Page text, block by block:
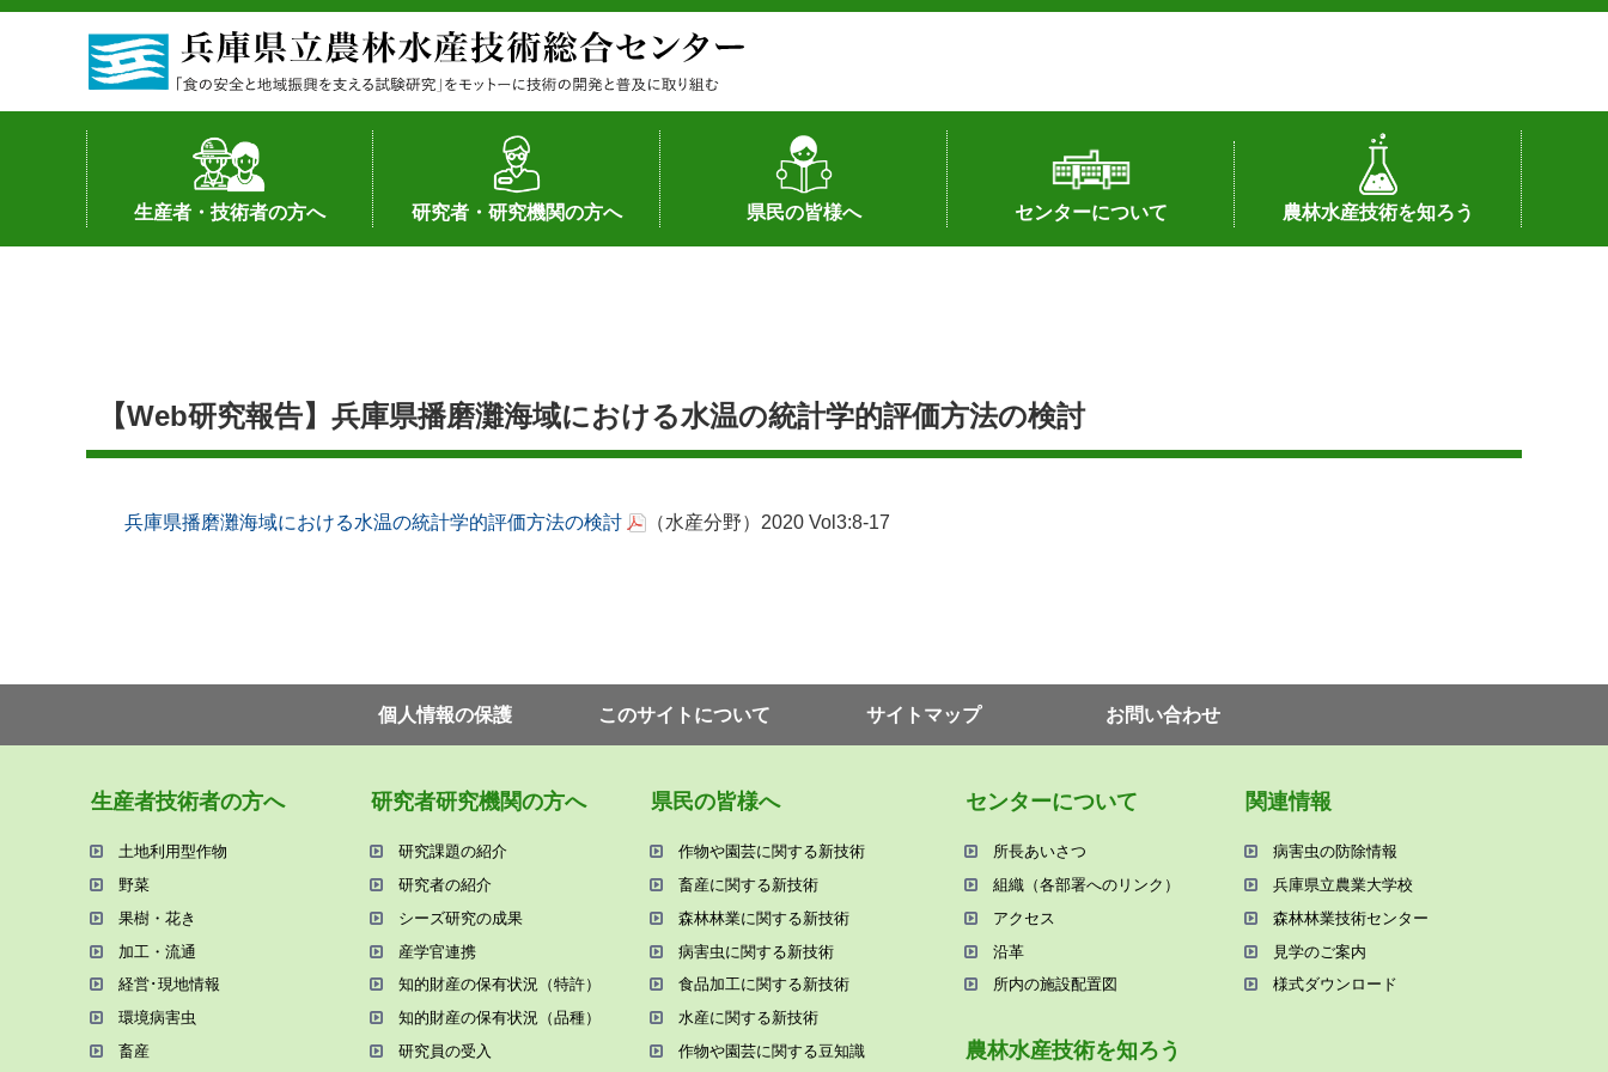
生産者・技術者の方へ
土地利用型作物
野菜
果樹・花き
加工・流通
経営･現地情報
環境病害虫
畜産
森林林業
水産
基幹種雄牛の紹介
研究者・研究機関の方へ
研究者の紹介
シーズ研究の成果
産学官連携
知的財産の保有状況（特許）
知的財産の保有状況（品種）
研究員の受入
研究活動不正行為への対応
公的研究資金への対応
県民の皆様へ
作物や園芸に関する新技術
畜産に関する新技術
森林林業に関する新技術
病害虫に関する新技術
食品加工に関する新技術
水産に関する新技術
作物や園芸に関する豆知識
病害虫に関する豆知識
畜産に関する豆知識
水産に関する豆知識
バイテク・農業環境・機械関係
食品加工に関する豆知識
森林林業に関する豆知識
センターについて
所長あいさつ
組織（各部署へのリンク）
アクセス
沿革
所内の施設配置図
農林水産技術を知ろう
センターの話題
私の試験研究
試験研究課題
第6期中期業務計画
オンライン研究報告
刊行物
知的財産に関する相談窓口
【Web研究報告】兵庫県播磨灘海域における水温の統計学的評価方法の検討
兵庫県播磨灘海域における水温の統計学的評価方法の検討 （水産分野）2020 Vol3:8-17
個⼈情報の保護 このサイトについて サイトマップ お問い合わせ
⽣産者技術者の⽅へ
⼟地利⽤型作物
野菜
果樹・花き
加⼯・流通
経営･現地情報
環境病害⾍
畜産
研究者研究機関の⽅へ
研究課題の紹介
研究者の紹介
シーズ研究の成果
産学官連携
知的財産の保有状況（特許）
知的財産の保有状況（品種）
研究員の受⼊
県⺠の皆様へ
作物や園芸に関する新技術
畜産に関する新技術
森林林業に関する新技術
病害⾍に関する新技術
⾷品加⼯に関する新技術
⽔産に関する新技術
作物や園芸に関する⾖知識
センターについて
所⻑あいさつ
組織（各部署へのリンク）
アクセス
沿⾰
所内の施設配置図
農林⽔産技術を知ろう
関連情報
病害⾍の防除情報
兵庫県⽴農業⼤学校
森林林業技術センター
⾒学のご案内
様式ダウンロード